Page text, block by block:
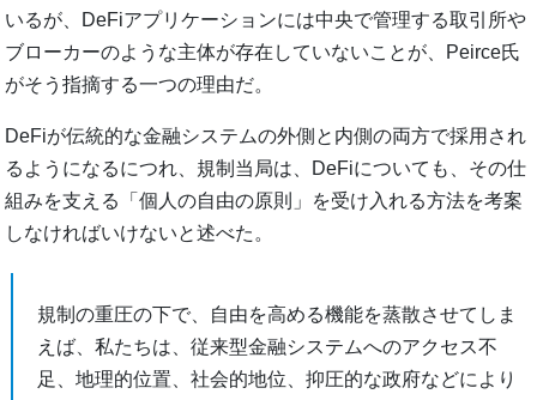
いるが、DeFiアプリケーションには中央で管理する取引所や
ブローカーのような主体が存在していないことが、Peirce氏
がそう指摘する一つの理由だ。
DeFiが伝統的な金融システムの外側と内側の両方で採用され
るようになるにつれ、規制当局は、DeFiについても、その仕
組みを支える「個人の自由の原則」を受け入れる方法を考案
しなければいけないと述べた。
規制の重圧の下で、自由を高める機能を蒸散させてしま
えば、私たちは、従来型金融システムへのアクセス不
足、地理的位置、社会的地位、抑圧的な政府などにより